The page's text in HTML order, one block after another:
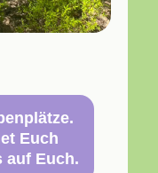
Euch
auf Euch.